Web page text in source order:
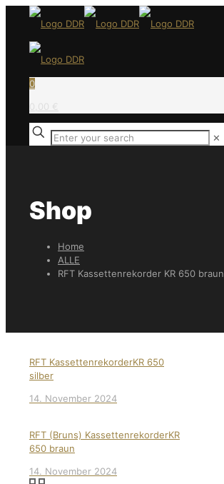
0
0,00 €
✕
Shop
Home
ALLE
RFT Kassettenrekorder KR 650 braun
RFT KassettenrekorderKR 650
silber
14. November 2024
RFT (Bruns) KassettenrekorderKR
650 braun
14. November 2024